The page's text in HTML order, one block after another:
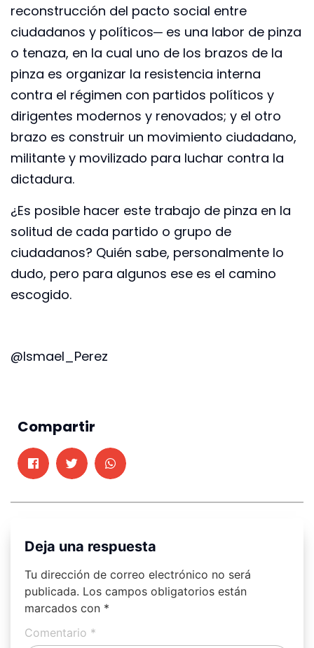
reconstrucción del pacto social entre
ciudadanos y políticos─ es una labor de pinza
o tenaza, en la cual uno de los brazos de la
pinza es organizar la resistencia interna
contra el régimen con partidos políticos y
dirigentes modernos y renovados; y el otro
brazo es construir un movimiento ciudadano,
militante y movilizado para luchar contra la
dictadura.
¿Es posible hacer este trabajo de pinza en la
solitud de cada partido o grupo de
ciudadanos? Quién sabe, personalmente lo
dudo, pero para algunos ese es el camino
escogido.
@Ismael_Perez
Compartir
Deja una respuesta
Tu dirección de correo electrónico no será
publicada. Los campos obligatorios están
marcados con *
Comentario *